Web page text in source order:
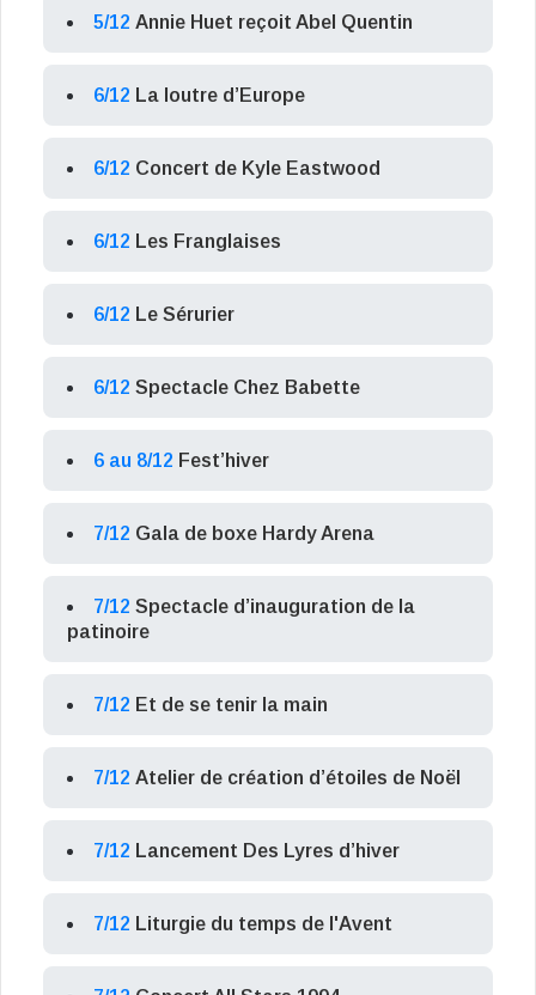
5/12 Annie Huet reçoit Abel Quentin
6/12 La loutre d’Europe
6/12 Concert de Kyle Eastwood
6/12 Les Franglaises
6/12 Le Sérurier
6/12 Spectacle Chez Babette
6 au 8/12 Fest’hiver
7/12 Gala de boxe Hardy Arena
7/12 Spectacle d’inauguration de la
patinoire
7/12 Et de se tenir la main
7/12 Atelier de création d’étoiles de Noël
7/12 Lancement Des Lyres d’hiver
7/12 Liturgie du temps de l'Avent